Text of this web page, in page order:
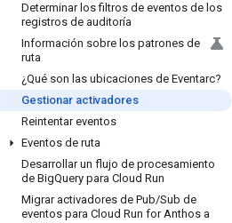
Determinar los filtros de eventos de los
registros de auditoría
Información sobre los patrones de
ruta
¿Qué son las ubicaciones de Eventarc?
Gestionar activadores
Reintentar eventos
Eventos de ruta
Desarrollar un flujo de procesamiento
de BigQuery para Cloud Run
Migrar activadores de Pub/Sub de
eventos para Cloud Run for Anthos a